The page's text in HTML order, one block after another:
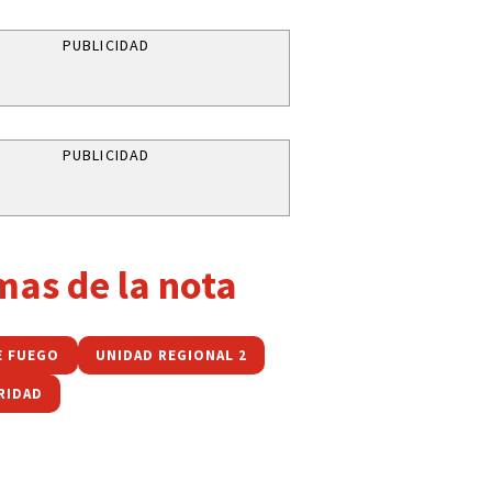
PUBLICIDAD
PUBLICIDAD
de la nota
FUEGO UNIDAD REGIONAL 2